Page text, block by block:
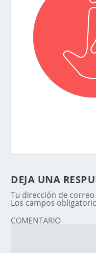
DEJA UNA
Tu dirección de
Los campos
COMENTARIO